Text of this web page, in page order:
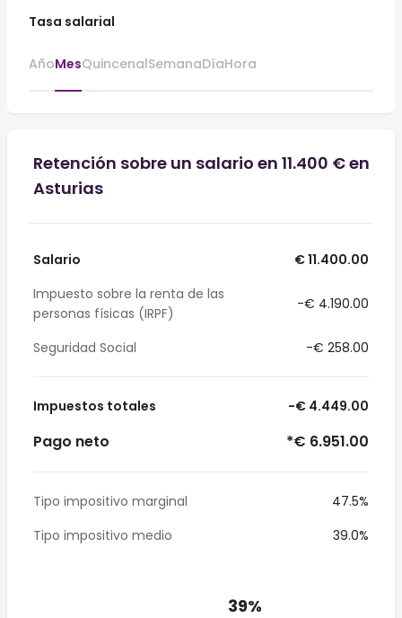
Tasa salarial
AñoMesQuincenalSemanaDíaHora
Retención sobre un salario en 11.400 € en
Asturias
Salario
€ 11.400.00
Impuesto sobre la renta de las
personas físicas (IRPF)
-€ 4.190.00
Seguridad Social -€ 258.00
Impuestos totales -€ 4.449.00
Pago neto *€ 6.951.00
Tipo impositivo marginal
47.5%
Tipo impositivo medio
39.0%
39%